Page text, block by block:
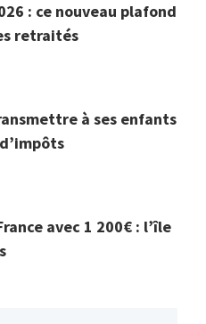
: ce nouveau plafond
retraités
à ses enfants
avec 1 200€ : l’île